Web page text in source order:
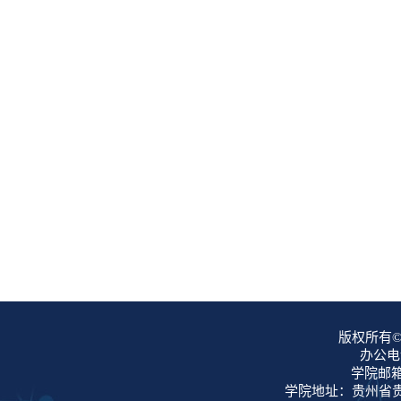
版权所有
办公
学院邮
学院地址：贵州省